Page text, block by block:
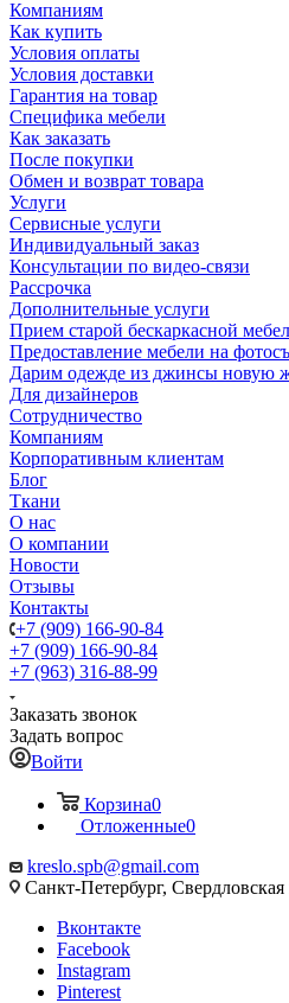
Компаниям
Как купить
Условия оплаты
Условия доставки
Гарантия на товар
Специфика мебели
Как заказать
После покупки
Обмен и возврат товара
Услуги
Сервисные услуги
Индивидуальный заказ
Консультации по видео-связи
Рассрочка
Дополнительные услуги
Прием старой бескаркасной
Предоставление мебели на
Дарим одежде из джинсы новую
Для дизайнеров
Сотрудничество
Компаниям
Корпоративным клиентам
Блог
Ткани
О нас
О компании
Новости
Отзывы
Контакты
+7 (909) 166-90-84
+7 (909) 166-90-84
+7 (963) 316-88-99
Заказать звонок
Задать вопрос
Войти
Корзина0
Отложенные0
kreslo.spb@gmail.com
Санкт-Петербург,
Вконтакте
Facebook
Instagram
Pinterest